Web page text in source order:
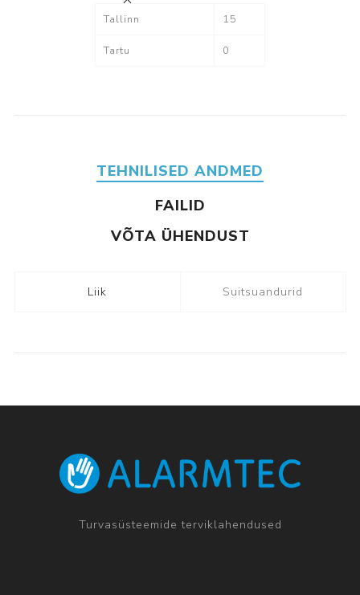
Tallinn 15
Tartu 0
TEHNILISED ANDMED
FAILID
VÕTA ÜHENDUST
Liik Suitsuandurid
Turvasüsteemide terviklahendused